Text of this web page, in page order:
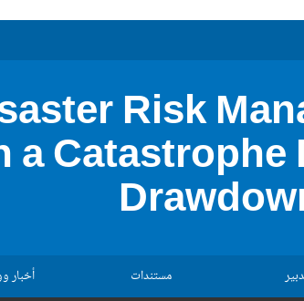
Risk
Catastrophe
مستندات أخبار